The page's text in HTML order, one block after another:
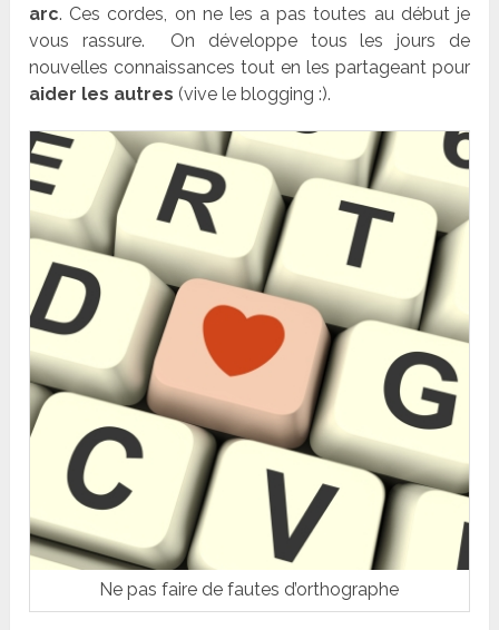
arc. Ces cordes, on ne les a pas toutes au début je
vous rassure. On développe tous les jours de
nouvelles connaissances tout en les partageant pour
aider les autres (vive le blogging :).
Ne pas faire de fautes d’orthographe